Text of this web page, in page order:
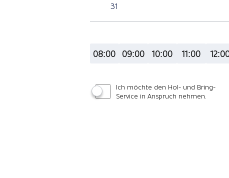
31
08:00 09:00 10:00 11:00
Ich möchte den Hol- und Bring-
Service in Anspruch nehmen.